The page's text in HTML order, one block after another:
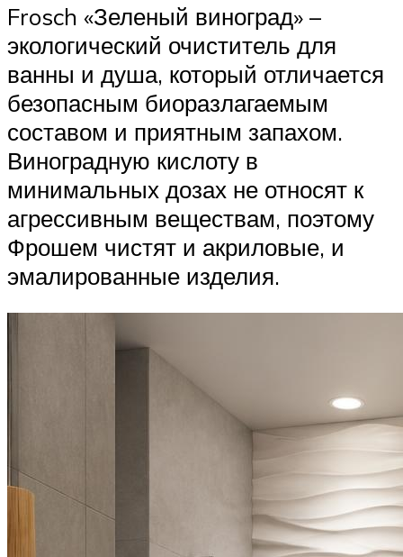
Frosch «Зеленый виноград» –
экологический очиститель для
ванны и душа, который отличается
безопасным биоразлагаемым
составом и приятным запахом.
Виноградную кислоту в
минимальных дозах не относят к
агрессивным веществам, поэтому
Фрошем чистят и акриловые, и
эмалированные изделия.